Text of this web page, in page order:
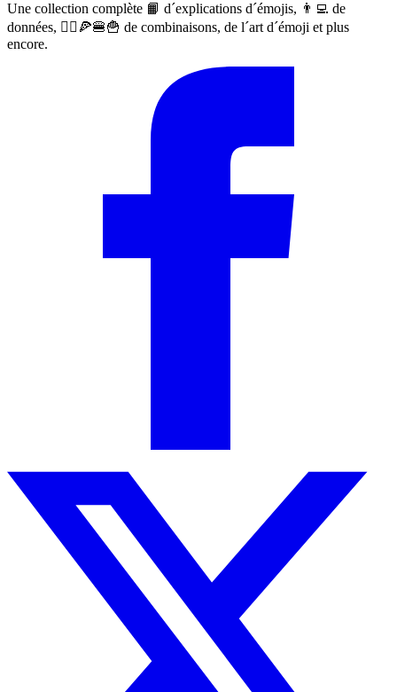
Une collection complète 📙 d´explications d´émojis, 👨‍💻 de
données, 🙅‍♀️🍕🍔🍟 de combinaisons, de l´art d´émoji et plus
encore.